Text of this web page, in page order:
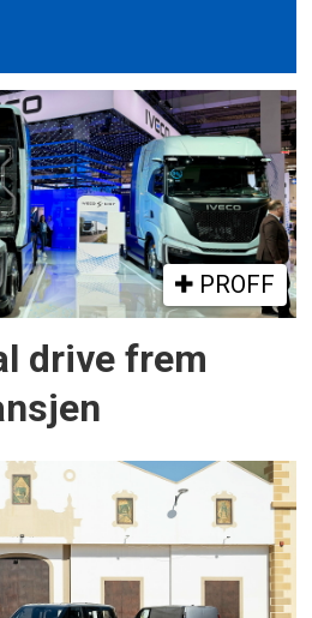
PROFF
drive frem